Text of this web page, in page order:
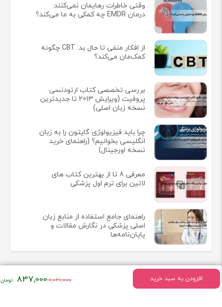
افزودن به سبد خرید 1,021,000قیمت
837,000
وقتی خاطرات رهایمان نمی‌کنند:
درمان EMDR چه کمکی به ما می‌کند؟
از افکار منفی تا حال بد: CBT چگونه
کمک‌مان می‌کند؟
بررسی تخصصی کتاب ارتودنسی
پروفیت (ویرایش 2013 تا جدیدترین
نسخه زبان اصلی)
چرا باید فیزیولوژی گایتون را به زبان
انگلیسی بخوانیم؟ (راهنمای خرید
نسخه اورجینال)
معرفی 8 تا از بهترین کتاب های
لاتین برای ترم اول پزشکی
راهنمای جامع استفاده از منابع زبان
اصلی پزشکی در نگارش مقالات و
پایان‌نامه‌ها